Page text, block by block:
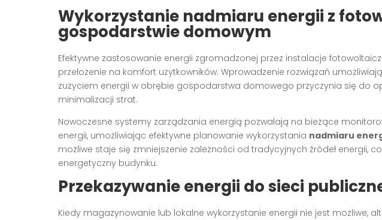
Wykorzystanie nadmiaru energii z
gospodarstwie domowym
Efektywne zastosowanie energii zgromadzonej przez instalacje
przełożenie na komfort użytkowników. Wprowadzenie rozwiązań
zużyciem energii w obrębie gospodarstwa domowego przyczynia się do
minimalizacji strat.
Nowoczesne systemy zarządzania energią pozwalają na bieżące
energii, umożliwiając efektywne planowanie wykorzystania nadmiaru
możliwe staje się zmniejszenie zależności od tradycyjnych źródeł energii,
energetyczny budynku.
Przekazywanie energii do sieci
Kiedy magazynowanie lub lokalne wykorzystanie energii nie jest możliwe,